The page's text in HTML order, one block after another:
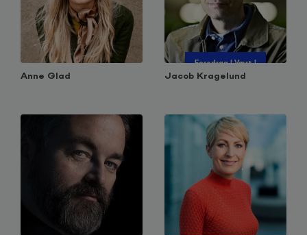
Anne Glad
Foredrag l Vært l
Moderator l
Ordstyrer
Jacob Kragelund